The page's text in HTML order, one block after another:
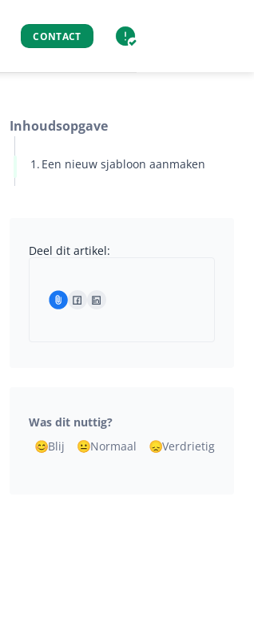
CONTACT
Inhoudsopgave
Een nieuw sjabloon aanmaken
Deel dit artikel:
Was dit nuttig?
Blij
Normaal Verdrietig